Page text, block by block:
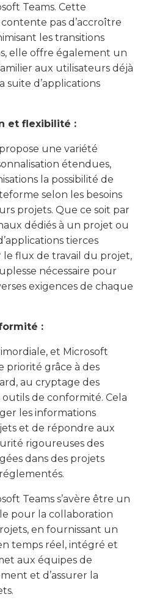
Teams. Cette
pas d’accroître
les transitions
elle offre également un
aux utilisateurs déjà
suite d’applications
et flexibilité :
une variété
étendues,
la possibilité de
selon les besoins
projets. Que ce soit par
dédiés à un projet ou
tierces
flux de travail du projet,
nécessaire pour
exigences de chaque
:
et Microsoft
priorité grâce à des
au cryptage des
de conformité. Cela
les informations
et de répondre aux
rigoureuses des
dans des projets
Teams s’avère être un
pour la collaboration
en fournissant un
temps réel, intégré et
aux équipes de
et d’assurer la